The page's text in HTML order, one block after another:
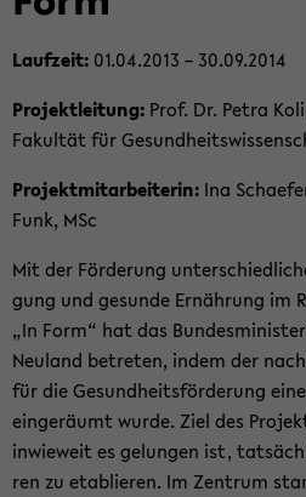
Lauf­zeit: 01.04.2013 – 30.09.2014
Pro­jekt­lei­tung: Prof. Dr. Petra
Fa­kul­tät für
Pro­jekt­mit­ar­bei­te­rin: Ina
Funk, MSc
Mit der För­de­rung
gung und ge­sun­de Er­näh­rung im
„In Form“ hat das
Neu­land be­tre­ten, indem der
für die Ge­sund­heits­för­de­rung
ein­ge­räumt wurde. Ziel des
in­wie­weit es ge­lun­gen ist,
ren zu eta­blie­ren. Im Zen­trum